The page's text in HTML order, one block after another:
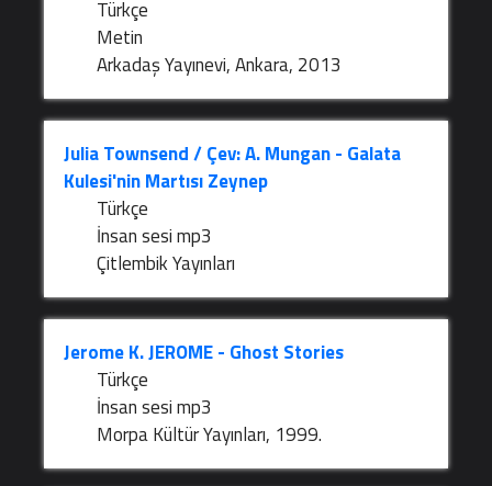
Türkçe
Metin
Arkadaş Yayınevi, Ankara, 2013
Julia Townsend / Çev: A. Mungan - Galata
Kulesi'nin Martısı Zeynep
Türkçe
İnsan sesi mp3
Çitlembik Yayınları
Jerome K. JEROME - Ghost Stories
Türkçe
İnsan sesi mp3
Morpa Kültür Yayınları, 1999.